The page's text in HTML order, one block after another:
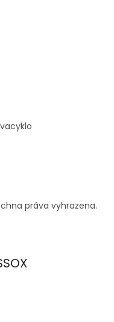
práva vyhrazena.